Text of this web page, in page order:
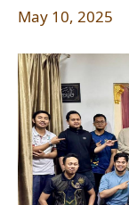
May 10, 2025